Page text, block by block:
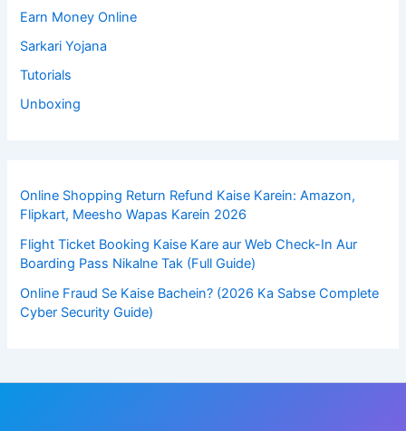
Earn Money Online
Sarkari Yojana
Tutorials
Unboxing
Online Shopping Return Refund Kaise Karein: Amazon,
Flipkart, Meesho Wapas Karein 2026
Flight Ticket Booking Kaise Kare aur Web Check-In Aur
Boarding Pass Nikalne Tak (Full Guide)
Online Fraud Se Kaise Bachein? (2026 Ka Sabse Complete
Cyber Security Guide)